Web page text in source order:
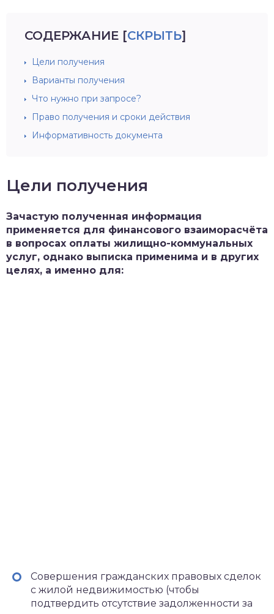
СОДЕРЖАНИЕ [СКРЫТЬ]
Цели получения
Варианты получения
Что нужно при запросе?
Право получения и сроки действия
Информативность документа
Цели получения
Зачастую полученная информация
применяется для финансового взаиморасчёта
в вопросах оплаты жилищно-коммунальных
услуг, однако выписка применима и в других
целях, а именно для:
Совершения гражданских правовых сделок
с жилой недвижимостью (чтобы
подтвердить отсутствие задолженности за